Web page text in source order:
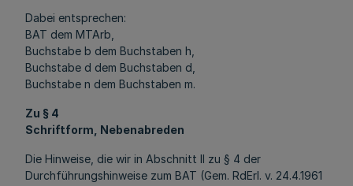
Dabei entsprechen:
BAT dem MTArb,
Buchstabe b dem Buchstaben h,
Buchstabe d dem Buchstaben d,
Buchstabe n dem Buchstaben m.
Zu § 4
Schriftform, Nebenabreden
Die Hinweise, die wir in Abschnitt II zu § 4 der
Durchführungshinweise zum BAT (Gem. RdErl. v. 24.4.1961